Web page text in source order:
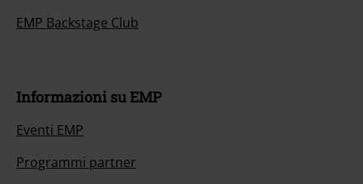
EMP Backstage Club
Informazioni su EMP
Eventi EMP
Programmi partner